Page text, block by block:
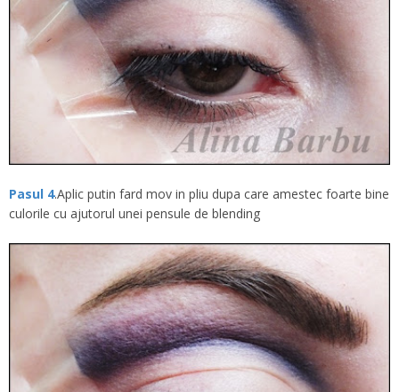
Pasul 4.Aplic putin fard mov in pliu dupa care amestec foarte bine
culorile cu ajutorul unei pensule de blending